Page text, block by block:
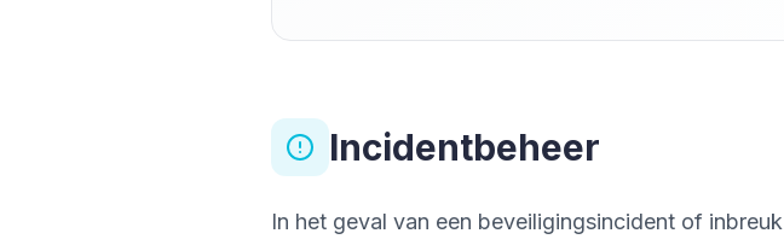
Incidentbeheer
In het geval van een beveiligingsincident of